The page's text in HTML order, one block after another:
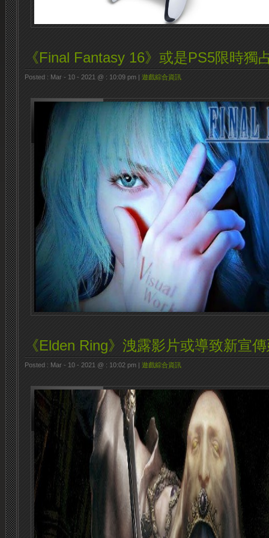
《Final Fantasy 16》或是PS5限時獨
Posted : Mar - 10 - 2021 @ : 10:09 pm | 遊戲綜合資訊
《Elden Ring》洩露影片或導致新宣
Posted : Mar - 10 - 2021 @ : 10:02 pm | 遊戲綜合資訊